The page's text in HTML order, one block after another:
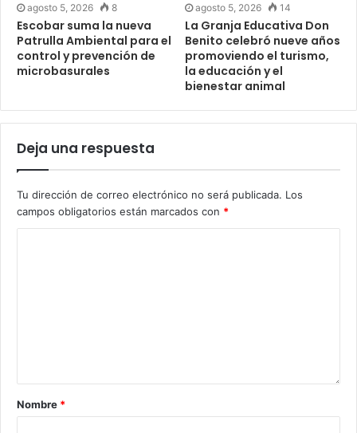
agosto 5, 2026 8
Escobar suma la nueva
Patrulla Ambiental para el
control y prevención de
microbasurales
agosto 5, 2026 14
La Granja Educativa Don
Benito celebró nueve años
promoviendo el turismo,
la educación y el
bienestar animal
Deja una respuesta
Tu dirección de correo electrónico no será publicada. Los
campos obligatorios están marcados con *
Nombre *